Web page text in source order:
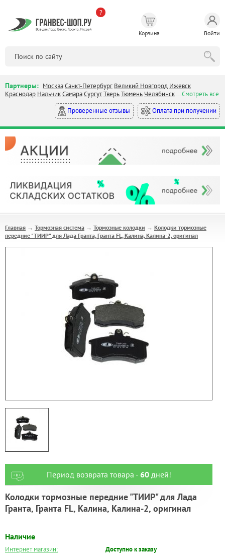
?
Корзина Войти
Партнеры: МоскваСанкт-Петербург Великий Новгород Ижевск
Краснодар НальчикСамараСургутТверьТюмень Челябинск...Смотреть все
Проверенные отзывы
Оплата при получении
Главная → Тормозная система → Тормозные колодки → Колодки тормозные
передние "ТИИР" для Лада Гранта, Гранта FL, Калина, Калина-2, оригинал
Период возврата товара - 60дней!
Колодки тормозные передние "ТИИР" для Лада
Гранта, Гранта FL, Калина, Калина-2, оригинал
Наличие
Интернет магазин:
Доступно к заказу